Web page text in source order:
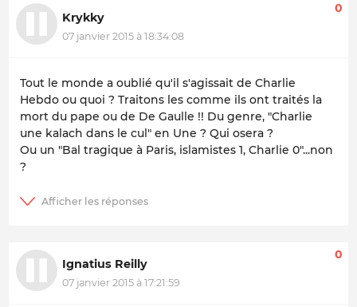
Krykky
07 janvier 2015 à 18:34:08
0
Tout le monde a oublié qu'il s'agissait de Charlie
Hebdo ou quoi ? Traitons les comme ils ont traités la
mort du pape ou de De Gaulle !! Du genre, "Charlie
une kalach dans le cul" en Une ? Qui osera ?
Ou un "Bal tragique à Paris, islamistes 1, Charlie 0"...non
?
Ignatius Reilly
07 janvier 2015 à 17:21:59
0